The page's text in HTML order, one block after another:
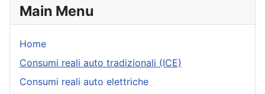
Main Menu
Home
Consumi reali auto tradizionali (ICE)
Consumi reali auto elettriche